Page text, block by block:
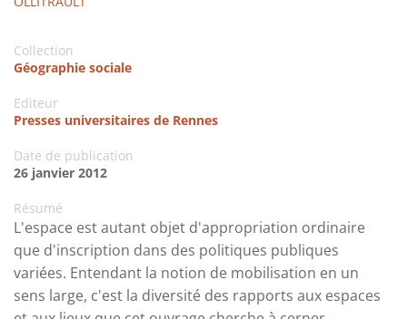
Collection
Géographie sociale
Editeur
Presses universitaires de Rennes
Date de publication
26 janvier 2012
Résumé
L'espace est autant objet d'appropriation ordinaire
que d'inscription dans des politiques publiques
variées. Entendant la notion de mobilisation en un
sens large, c'est la diversité des rapports aux espaces